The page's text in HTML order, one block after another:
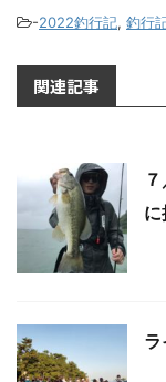
-2022釣行記, 釣行
関連記事